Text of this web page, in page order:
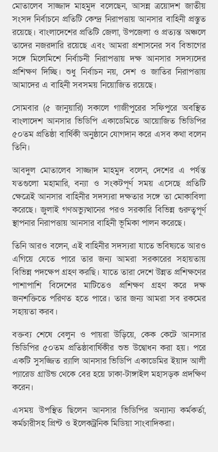
মোতালেব সাজ্জাদ মাহমুদ বলেছেন, আসন্ন ত্রয়োদশ জাতীয়
সংসদ নির্বাচনে প্রতিটি কেন্দ্র নিরাপত্তায় আনসার বাহিনী প্রস্তুত
রয়েছে। বাংলাদেশের প্রতিটি জেলা, উপজেলা ও প্রত্যন্ত অঞ্চলে
তাদের নজরদারি রয়েছে এবং আমরা প্রশাসনের সব বিভাগের
সঙ্গে মিলেমিশে নির্বাচনী নিরাপত্তায় দক্ষ আনসার সদস্যদের
প্রশিক্ষণ দিচ্ছি। শুধু নির্বাচন নয়, দেশ ও জাতির নিরাপত্তায়
আমাদের এ বাহিনী সবসময় নিয়োজিত রয়েছে।
সোমবার (৫ জানুয়ারি) সকালে গাজীপুরের সফিপুরে অবস্থিত
বাংলাদেশ আনসার ভিডিপি একাডেমিতে আয়োজিত ভিডিপির
৫০তম প্রতিষ্ঠা বার্ষিকী অনুষ্ঠানে যোগদান করে এসব কথা বলেন
তিনি।
আবদুল মোতালেব সাজ্জাদ মাহমুদ বলেন, দেশের এ পর্যন্ত
যতগুলো মহামারি, বন্যা ও সংকটপূর্ণ সময় এসেছে প্রতিটি
ক্ষেত্রেই আনসার বাহিনীর সদস্যরা দক্ষতার সঙ্গে তা মোকাবিলা
করেছে। জুলাই গণঅভ্যুত্থানের পরও সরকারি বিভিন্ন গুরুত্বপূর্ণ
স্থাপনার নিরাপত্তায় আনসার বাহিনী ভূমিকা পালন করেছে।
তিনি আরও বলেন, এই বাহিনীর সদস্যরা যাতে ভবিষ্যতে আরও
এগিয়ে যেতে পারে তার জন্য আমরা সরকারের সহায়তায়
বিভিন্ন পদক্ষেপ গ্রহণ করছি। যাতে তারা দেশে উন্নত প্রশিক্ষণের
পাশাপাশি বিদেশের মাটিতেও প্রশিক্ষণ গ্রহণ করে দক্ষ
জনশক্তিতে পরিণত হতে পারে। তার জন্য আমরা সব রকমের
সহায়তা করব।
বক্তব্য শেষে বেলুন ও পায়রা উড়িয়ে, কেক কেটে আনসার
ভিডিপির ৫০তম প্রতিষ্ঠাবার্ষিকীর শুভ উদ্বোধন করা হয়। পরে
একটি সুসজ্জিত র‍্যালি আনসার ভিডিপি একাডেমির ইয়াদ আলী
প্যারেড গ্রাউন্ড থেকে বের হয়ে ঢাকা-টাঙ্গাইল মহাসড়ক প্রদক্ষিণ
করেন।
এসময় উপস্থিত ছিলেন আনসার ভিডিপির অন্যান্য কর্মকর্তা,
কর্মচারীসহ প্রিন্ট ও ইলেকট্রনিক মিডিয়া সাংবাদিকরা।